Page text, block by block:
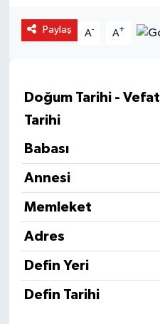
Paylaş A- A+
Doğum Tarihi - Vefat
Tarihi
Babası
Annesi
Memleket
Adres
Defin Yeri
Defin Tarihi